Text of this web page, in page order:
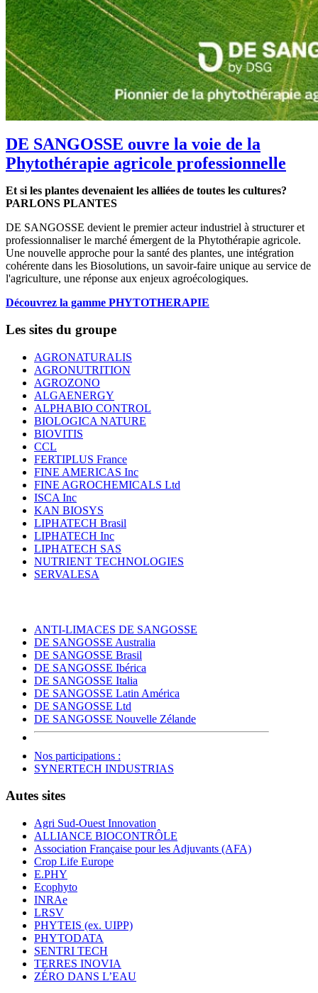
DE SANGOSSE ouvre la voie de la
Phytothérapie agricole professionnelle
Et si les plantes devenaient les alliées de toutes les cultures?
PARLONS PLANTES
DE SANGOSSE devient le premier acteur industriel à structurer et
professionnaliser le marché émergent de la Phytothérapie agricole.
Une nouvelle approche pour la santé des plantes, une intégration
cohérente dans les Biosolutions, un savoir-faire unique au service de
l'agriculture, une réponse aux enjeux agroécologiques.
Découvrez la gamme PHYTOTHERAPIE
Les sites du groupe
AGRONATURALIS
AGRONUTRITION
AGROZONO
ALGAENERGY
ALPHABIO CONTROL
BIOLOGICA NATURE
BIOVITIS
CCL
FERTIPLUS France
FINE AMERICAS Inc
FINE AGROCHEMICALS Ltd
ISCA Inc
KAN BIOSYS
LIPHATECH Brasil
LIPHATECH Inc
LIPHATECH SAS
NUTRIENT TECHNOLOGIES
SERVALESA
ANTI-LIMACES DE SANGOSSE
DE SANGOSSE Australia
DE SANGOSSE Brasil
DE SANGOSSE Ibérica
DE SANGOSSE Italia
DE SANGOSSE Latin América
DE SANGOSSE Ltd
DE SANGOSSE Nouvelle Zélande
Nos participations :
SYNERTECH INDUSTRIAS
Autes sites
Agri Sud-Ouest Innovation
ALLIANCE BIOCONTRÔLE
Association Française pour les Adjuvants (AFA)
Crop Life Europe
E.PHY
Ecophyto
INRAe
LRSV
PHYTEIS (ex. UIPP)
PHYTODATA
SENTRI TECH
TERRES INOVIA
ZÉRO DANS L’EAU